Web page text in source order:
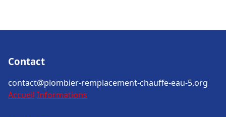
Contact
contact@plombier-remplacement-chauffe-eau-5.org
Accueil Informations